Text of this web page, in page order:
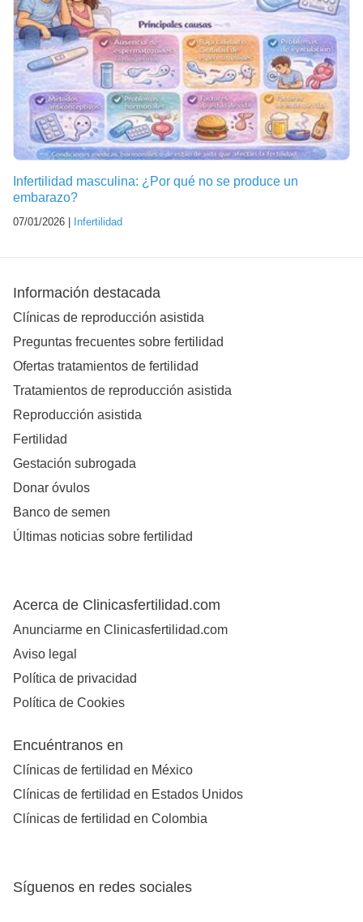
Infertilidad masculina: ¿Por qué no se produce un
embarazo?
07/01/2026 | Infertilidad
Información destacada
Clínicas de reproducción asistida
Preguntas frecuentes sobre fertilidad
Ofertas tratamientos de fertilidad
Tratamientos de reproducción asistida
Reproducción asistida
Fertilidad
Gestación subrogada
Donar óvulos
Banco de semen
Últimas noticias sobre fertilidad
Acerca de Clinicasfertilidad.com
Anunciarme en Clinicasfertilidad.com
Aviso legal
Política de privacidad
Política de Cookies
Encuéntranos en
Clínicas de fertilidad en México
Clínicas de fertilidad en Estados Unidos
Clínicas de fertilidad en Colombia
Síguenos en redes sociales